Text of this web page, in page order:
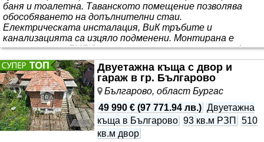
баня и тоалетна. Таванското помещение позволява
обособяването на допълнителни стаи.
Електрическата инсталация, ВиК тръбите и
канализацията са изцяло подменени. Монтирана е
шесткамерна PVC дограма с троен стъклопакет „4
сезона“. Отоплението е с пелетна камина 25 kW и
камина на дърва с мощност 33 kW. И двете са свързани
с радиаторите ..
Двуетажна къща с двор и
гараж в гр. Българово
Българово, област Бургас
49 990 € (97 771.94 лв.) Двуетажна
къща в Българово 93 кв.м РЗП
510
кв.м двор